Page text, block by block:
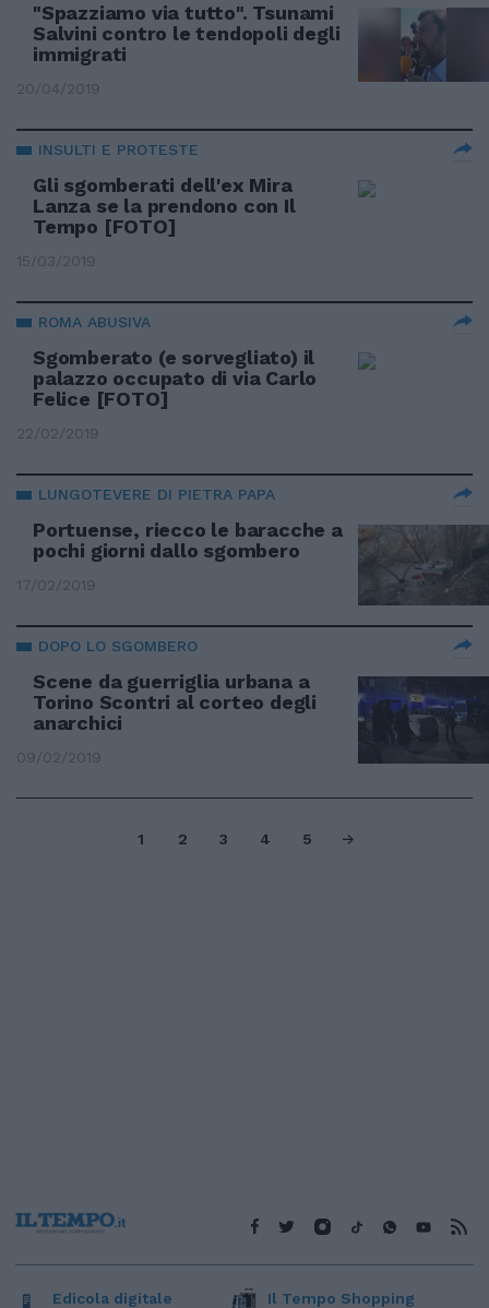
"Spazziamo via tutto". Tsunami
Salvini contro le tendopoli degli
immigrati
20/04/2019
INSULTI E PROTESTE
Gli sgomberati dell'ex Mira
Lanza se la prendono con Il
Tempo [FOTO]
15/03/2019
ROMA ABUSIVA
Sgomberato (e sorvegliato) il
palazzo occupato di via Carlo
Felice [FOTO]
22/02/2019
LUNGOTEVERE DI PIETRA PAPA
Portuense, riecco le baracche a
pochi giorni dallo sgombero
17/02/2019
DOPO LO SGOMBERO
Scene da guerriglia urbana a
Torino Scontri al corteo degli
anarchici
09/02/2019
1 2 3 4 5
Edicola digitale Il Tempo Shopping